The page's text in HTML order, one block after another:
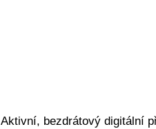
Aktivní, bezdrátový digitální